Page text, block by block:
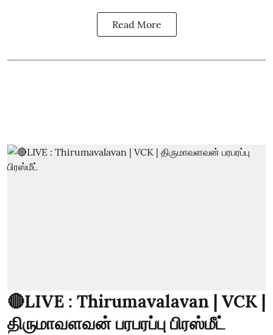
Read More
🔴LIVE : Thirumavalavan | VCK |
திருமாவளவன் பரபரப்பு பிரஸ்மீட்